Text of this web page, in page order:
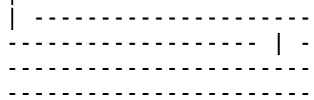
|
------------------- |